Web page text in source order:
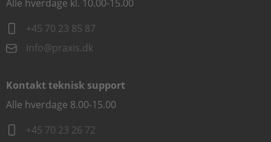
Alle hverdage kl. 10.00-15.00
+45 70 23 85 87
info@praxis.dk
Kontakt teknisk support
Alle hverdage 8.00-15.00
+45 70 23 26 72